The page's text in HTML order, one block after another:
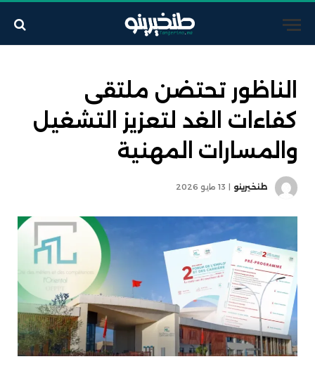
الناظور تحتضن ملتقى
كفاءات الغد لتعزيز التشغيل
والمسارات المهنية
طنخيرينو 13 مايو 2026